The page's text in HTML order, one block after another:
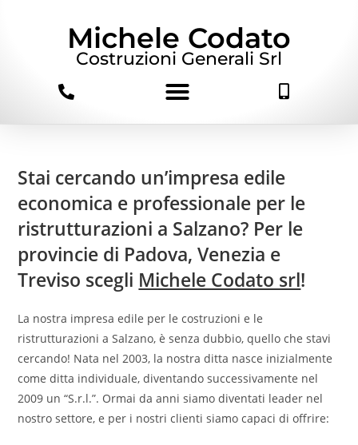
Michele Codato
Costruzioni Generali Srl
Stai cercando un’impresa edile
economica e professionale per le
ristrutturazioni a Salzano? Per le
provincie di Padova, Venezia e
Treviso scegli Michele Codato srl!
La nostra impresa edile per le costruzioni e le
ristrutturazioni a Salzano, è senza dubbio, quello che stavi
cercando! Nata nel 2003, la nostra ditta nasce inizialmente
come ditta individuale, diventando successivamente nel
2009 un “S.r.l.”. Ormai da anni siamo diventati leader nel
nostro settore, e per i nostri clienti siamo capaci di offrire: